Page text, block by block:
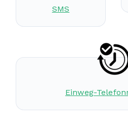
SMS
Einweg-